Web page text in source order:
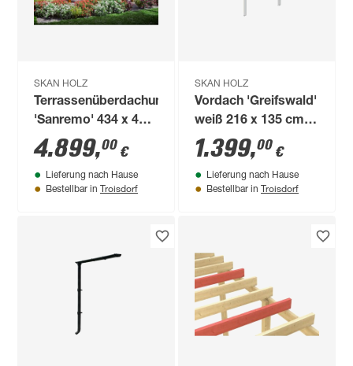
SKAN HOLZ
Terrassenüberdachung
'Sanremo' 434 x 400
cm Leimholz
Doppelstegplatten
nussbaum
4.899,00 €
Lieferung nach Hause
Bestellbar in Troisdorf
SKAN HOLZ
Vordach 'Greifswald'
weiß 216 x 135 cm
Aluminium
1.399,00 €
Lieferung nach Hause
Bestellbar in Troisdorf